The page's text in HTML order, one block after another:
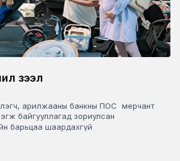
зээл
арилжааны банкны ПОС мерчант
байгууллагад зориулсан
барьцаа шаардахгүй